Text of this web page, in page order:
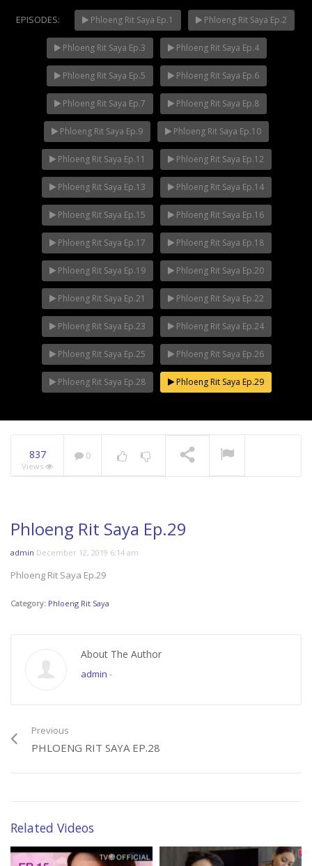
NOW PLAYING Mani Nakha Ep.14
EPISODES: Phloeng Rit Saya Ep.1 Phloeng Rit Saya Ep.2
Phloeng Rit Saya Ep.3 Phloeng Rit Saya Ep.4
Phloeng Rit Saya Ep.5 Phloeng Rit Saya Ep.6
Phloeng Rit Saya Ep.7 Phloeng Rit Saya Ep.8
Phloeng Rit Saya Ep.9 Phloeng Rit Saya Ep.10
Phloeng Rit Saya Ep.11 Phloeng Rit Saya Ep.12
Phloeng Rit Saya Ep.13 Phloeng Rit Saya Ep.14
Phloeng Rit Saya Ep.15 Phloeng Rit Saya Ep.16
Phloeng Rit Saya Ep.17 Phloeng Rit Saya Ep.18
Phloeng Rit Saya Ep.19 Phloeng Rit Saya Ep.20
Phloeng Rit Saya Ep.21 Phloeng Rit Saya Ep.22
Phloeng Rit Saya Ep.23 Phloeng Rit Saya Ep.24
Phloeng Rit Saya Ep.25 Phloeng Rit Saya Ep.26
Phloeng Rit Saya Ep.28 Phloeng Rit Saya Ep.29
837
Views
0
Phloeng Rit Saya Ep.29
admin December 12, 2019 6:14 am
Phloeng Rit Saya Ep.29
Category: Phloeng Rit Saya
About The Author
admin -
Previous
PHLOENG RIT SAYA EP.28
Related Videos